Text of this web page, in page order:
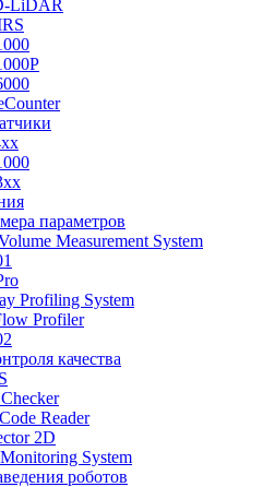
LiDAR
параметров
Measurement System
Profiling System
Profiler
качества
Reader
2D
System
роботов